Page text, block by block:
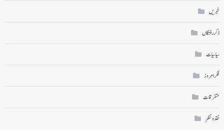
خبریں
ذکر رفتگاں
سیاسیات
فکر امروز
متفرقات
نقد ونظر